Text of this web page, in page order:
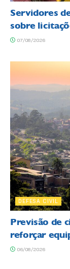
Servidores
sobre
07/08/2026
DEFESA CIVIL
Previsão de
reforçar
06/08/2026